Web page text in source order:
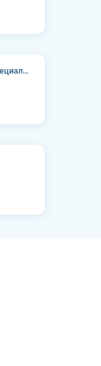
Слесарь-ремонтник (горная специальная техника)